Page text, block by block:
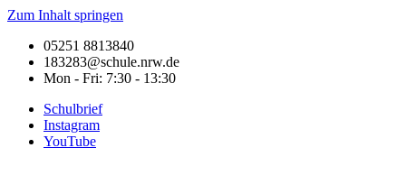
Zum Inhalt springen
05251 8813840
183283@schule.nrw.de
Mon - Fri: 7:30 - 13:30
Schulbrief
Instagram
YouTube